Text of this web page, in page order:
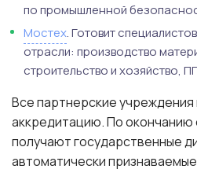
по промышленной
Мостех. Готовит
отрасли: производство
строительство и хозяйство,
Все партнерские
аккредитацию. По окончанию
получают государственные
автоматически